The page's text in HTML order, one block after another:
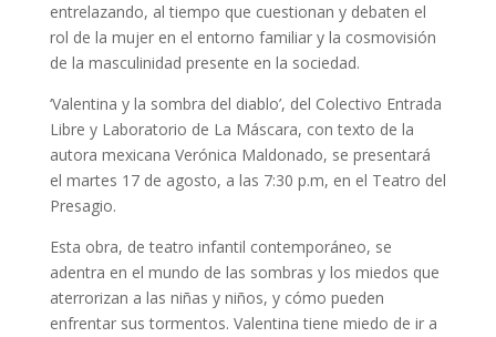
entrelazando, al tiempo que cuestionan y debaten el
rol de la mujer en el entorno familiar y la cosmovisión
de la masculinidad presente en la sociedad.
‘Valentina y la sombra del diablo’, del Colectivo Entrada
Libre y Laboratorio de La Máscara, con texto de la
autora mexicana Verónica Maldonado, se presentará
el martes 17 de agosto, a las 7:30 p.m, en el Teatro del
Presagio.
Esta obra, de teatro infantil contemporáneo, se
adentra en el mundo de las sombras y los miedos que
aterrorizan a las niñas y niños, y cómo pueden
enfrentar sus tormentos. Valentina tiene miedo de ir a